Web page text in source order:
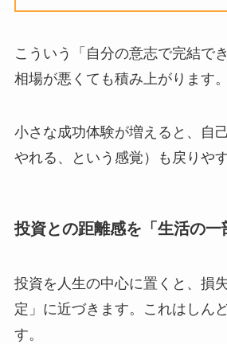
こういう「自分の意志で完結で
相場が悪くても積み上がります。
小さな成功体験が増えると、自
やれる、という感覚）も戻りやす
投資との距離感を「生活の一
投資を人生の中心に置くと、損
定」に近づきます。これはしん
す。